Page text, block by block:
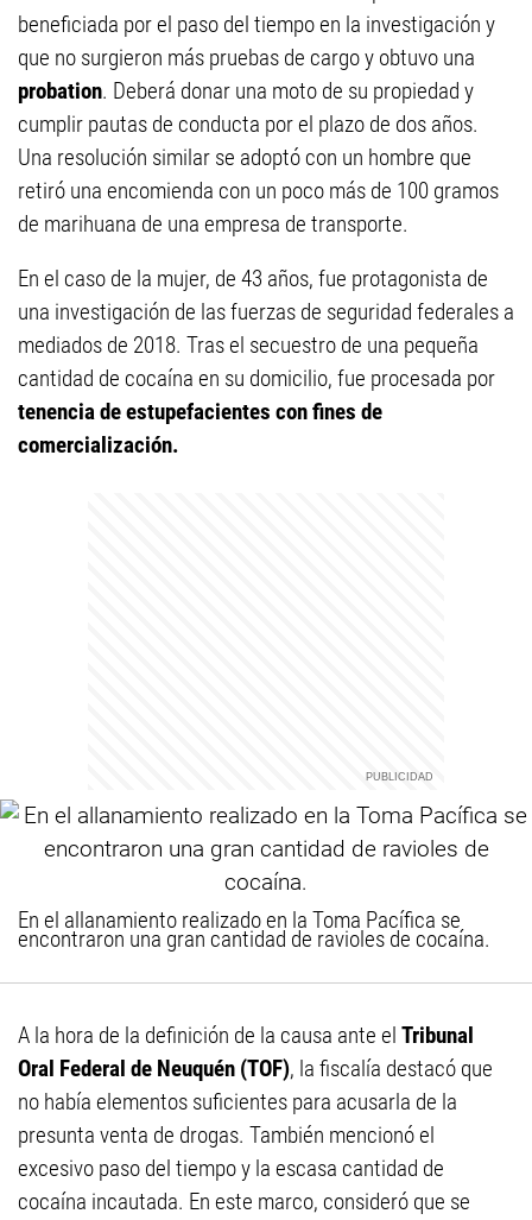
beneficiada por el paso del tiempo en la investigación y
que no surgieron más pruebas de cargo y obtuvo una
probation. Deberá donar una moto de su propiedad y
cumplir pautas de conducta por el plazo de dos años.
Una resolución similar se adoptó con un hombre que
retiró una encomienda con un poco más de 100 gramos
de marihuana de una empresa de transporte.
En el caso de la mujer, de 43 años, fue protagonista de
una investigación de las fuerzas de seguridad federales a
mediados de 2018. Tras el secuestro de una pequeña
cantidad de cocaína en su domicilio, fue procesada por
tenencia de estupefacientes con fines de
comercialización.
En el allanamiento realizado en la Toma Pacífica se
encontraron una gran cantidad de ravioles de cocaína.
A la hora de la definición de la causa ante el Tribunal
Oral Federal de Neuquén (TOF), la fiscalía destacó que
no había elementos suficientes para acusarla de la
presunta venta de drogas. También mencionó el
excesivo paso del tiempo y la escasa cantidad de
cocaína incautada. En este marco, consideró que se